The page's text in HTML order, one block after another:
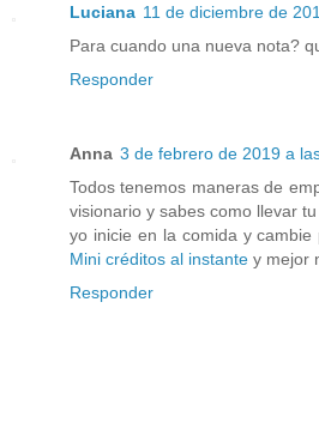
Luciana 11 de diciembre de
Para cuando una nueva nota?
Responder
Anna 3 de febrero de 2019 a
Todos tenemos maneras de
visionario y sabes como llevar
yo inicie en la comida y
Mini créditos al instante y mejor
Responder